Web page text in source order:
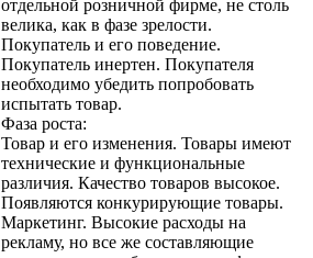
отдельной розничной фирме, не столь
велика, как в фазе зрелости.
Покупатель и его поведение.
Покупатель инертен. Покупателя
необходимо убедить попробовать
испытать товар.
Фаза роста:
Товар и его изменения. Товары имеют
технические и функциональные
различия. Качество товаров высокое.
Появляются конкурирующие товары.
Маркетинг. Высокие расходы на
рекламу, но все же составляющие